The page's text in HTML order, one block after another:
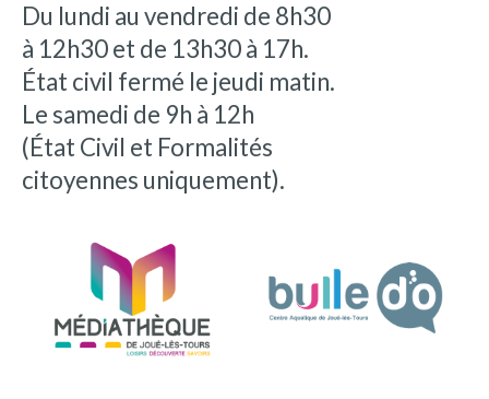
Du lundi au vendredi de 8h30
à 12h30 et de 13h30 à 17h.
État civil fermé le jeudi matin.
Le samedi de 9h à 12h
(État Civil et Formalités
citoyennes uniquement).